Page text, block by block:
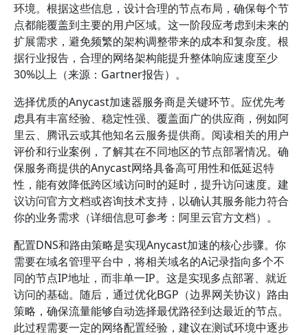
环境。根据这些信息，设计合理的节点布局，确保每个节
点都能覆盖到主要的用户区域。这一阶段应考虑到未来的
扩展需求，避免频繁的架构调整带来的成本和复杂度。根
据行业报告，合理的网络架构能提升整体响应速度至少
30%以上（来源：Gartner报告）。
选择优质的Anycast加速器服务商是关键环节。应优先考
虑具有丰富经验、稳定性强、覆盖面广的供应商，例如阿
里云、腾讯云或其他知名云服务提供商。阅读相关的用户
评价和行业案例，了解其在不同地区的节点部署情况。确
保服务商提供的Anycast网络具备高可用性和低延迟特
性，能有效降低跨区域访问时的延时，提升访问速度。建
议访问官方文档或咨询技术支持，以确认其服务能力符合
你的业务需求（详细信息可参考：阿里云官方文档）。
配置DNS和路由策略是实现Anycast加速的核心步骤。你
需要在域名管理平台中，将相关域名的A记录指向多个不
同的节点IP地址，而非单一IP。这是实现多点部署、就近
访问的基础。随后，通过优化BGP（边界网关协议）路由
策略，确保流量能够自动选择最优路径到达最近的节点。
此过程需要一定的网络配置经验，建议在测试环境中逐步